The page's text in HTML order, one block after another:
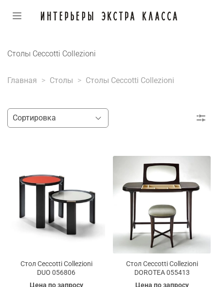
Столы Ceccotti Collezioni
Главная Столы Столы Ceccotti Collezioni
Стол Ceccotti Collezioni
DUO 056806
Стол Ceccotti Collezioni
DOROTEA 055413